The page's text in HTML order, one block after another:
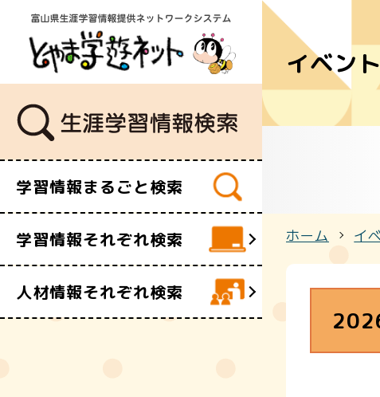
学習情報まるごと検索
学習情報それぞれ検索
学習講座
人材情報それぞれ検索
講師・指導者
ボランティア
イベント
ホーム イ